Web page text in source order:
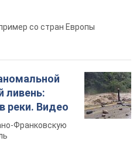
со стран Европы
ливень:
реки. Видео
Франковскую